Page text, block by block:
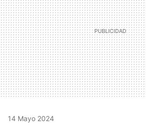
14 Mayo 2024